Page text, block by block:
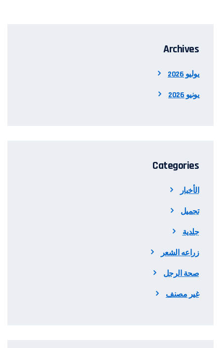
Archives
يوليو 2026
يونيو 2026
Categories
الأخبار
تجميل
جلدية
زراعه الشعر
صحة الرجل
غير مصنف